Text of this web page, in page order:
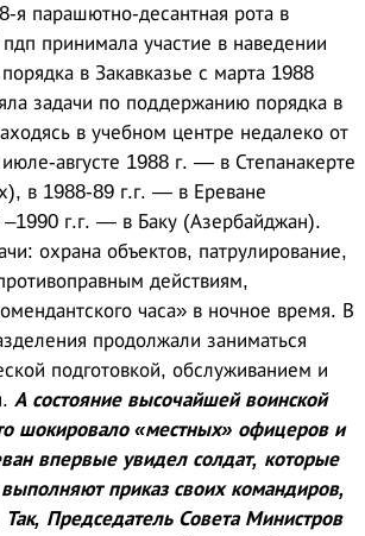
я парашютно-десантная рота в
принимала участие в наведении
в Закавказье с марта 1988
задачи по поддержанию порядка в
в учебном центре недалеко от
августе 1988 г. — в Степанакерте
в 1988-89 г.г. — в Ереване
г.г. — в Баку (Азербайджан).
охрана объектов, патрулирование,
действиям,
часа» в ночное время. В
продолжали заниматься
подготовкой, обслуживанием и
А состояние высочайшей воинской
шокировало «местных» офицеров и
впервые увидел солдат, которые
приказ своих командиров,
Председатель Совета Министров